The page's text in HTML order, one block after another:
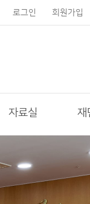
로그인 회원가입
자료실 재